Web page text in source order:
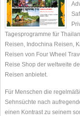
Tagesprogramme für
Reisen, Indochina Reisen,
Reisen von Four Wheel
Reise Shop der weltweite
Reisen anbietet.
Für Menschen die
Sehnsüchte nach
einen Kontrast zu seinem